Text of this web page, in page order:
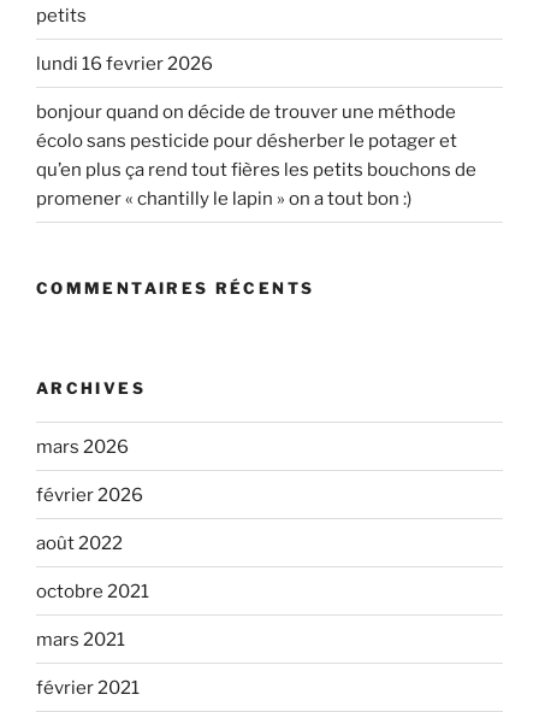
petits
lundi 16 fevrier 2026
bonjour quand on décide de trouver une méthode
écolo sans pesticide pour désherber le potager et
qu’en plus ça rend tout fières les petits bouchons de
promener « chantilly le lapin » on a tout bon :)
COMMENTAIRES RÉCENTS
ARCHIVES
mars 2026
février 2026
août 2022
octobre 2021
mars 2021
février 2021